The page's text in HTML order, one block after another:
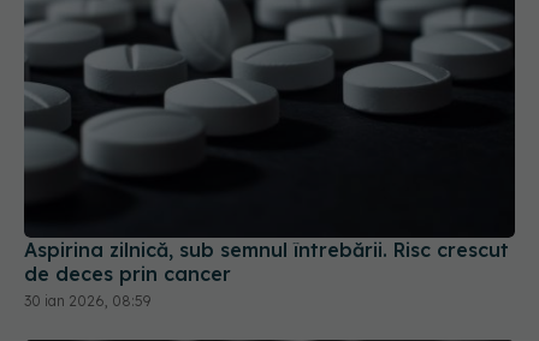
Aspirina zilnică, sub semnul întrebării. Risc crescut
de deces prin cancer
30 ian 2026, 08:59